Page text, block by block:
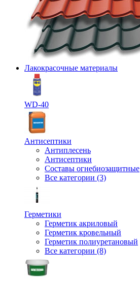
Лакокрасочные материалы
WD-40
Антисептики
Антиплесень
Антисептики
Составы огнебиозащитные
Все категории (3)
Герметики
Герметик акриловый
Герметик кровельный
Герметик полиуретановый
Все категории (8)